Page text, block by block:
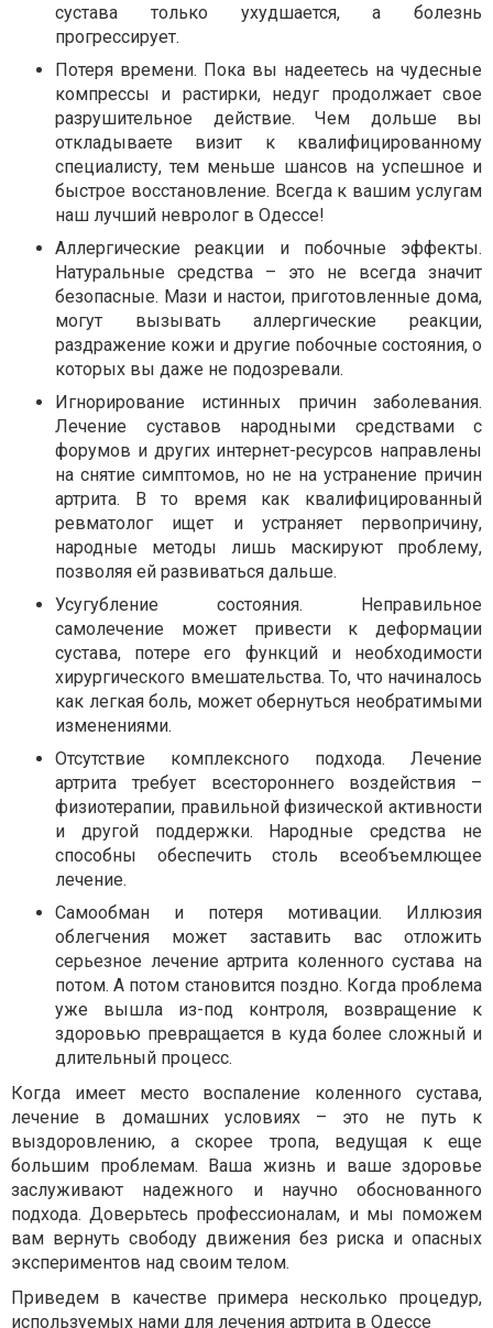
сустава только ухудшается, а болезнь
прогрессирует.
Потеря времени. Пока вы надеетесь на чудесные
компрессы и растирки, недуг продолжает свое
разрушительное действие. Чем дольше вы
откладываете визит к квалифицированному
специалисту, тем меньше шансов на успешное и
быстрое восстановление. Всегда к вашим услугам
наш лучший невролог в Одессе!
Аллергические реакции и побочные эффекты.
Натуральные средства – это не всегда значит
безопасные. Мази и настои, приготовленные дома,
могут вызывать аллергические реакции,
раздражение кожи и другие побочные состояния, о
которых вы даже не подозревали.
Игнорирование истинных причин заболевания.
Лечение суставов народными средствами с
форумов и других интернет-ресурсов направлены
на снятие симптомов, но не на устранение причин
артрита. В то время как квалифицированный
ревматолог ищет и устраняет первопричину,
народные методы лишь маскируют проблему,
позволяя ей развиваться дальше.
Усугубление состояния. Неправильное
самолечение может привести к деформации
сустава, потере его функций и необходимости
хирургического вмешательства. То, что начиналось
как легкая боль, может обернуться необратимыми
изменениями.
Отсутствие комплексного подхода. Лечение
артрита требует всестороннего воздействия –
физиотерапии, правильной физической активности
и другой поддержки. Народные средства не
способны обеспечить столь всеобъемлющее
лечение.
Самообман и потеря мотивации. Иллюзия
облегчения может заставить вас отложить
серьезное лечение артрита коленного сустава на
потом. А потом становится поздно. Когда проблема
уже вышла из-под контроля, возвращение к
здоровью превращается в куда более сложный и
длительный процесс.
Когда имеет место воспаление коленного сустава,
лечение в домашних условиях – это не путь к
выздоровлению, а скорее тропа, ведущая к еще
большим проблемам. Ваша жизнь и ваше здоровье
заслуживают надежного и научно обоснованного
подхода. Доверьтесь профессионалам, и мы поможем
вам вернуть свободу движения без риска и опасных
экспериментов над своим телом.
Приведем в качестве примера несколько процедур,
используемых нами для лечения артрита в Одессе